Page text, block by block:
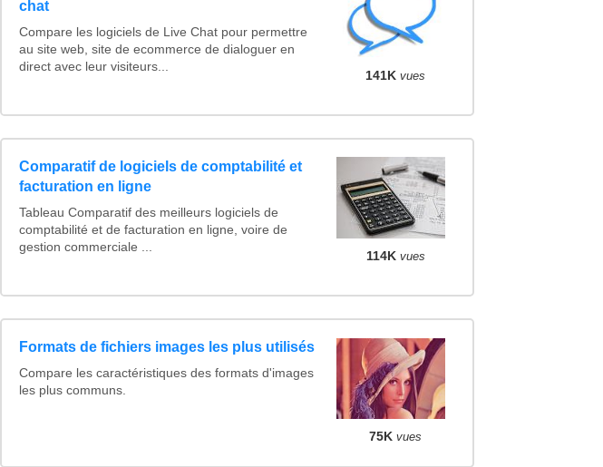
chat
Compare les logiciels de Live Chat pour permettre
au site web, site de ecommerce de dialoguer en
direct avec leur visiteurs...
141K vues
Comparatif de logiciels de comptabilité et
facturation en ligne
Tableau Comparatif des meilleurs logiciels de
comptabilité et de facturation en ligne, voire de
gestion commerciale ...
114K vues
Formats de fichiers images les plus utilisés
Compare les caractéristiques des formats d'images
les plus communs.
75K vues